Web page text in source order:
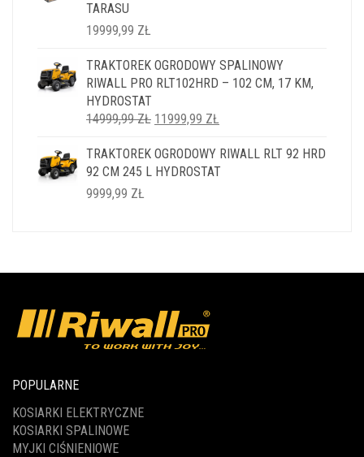
TARASU
19999,99 ZŁ
TRAKTOREK OGRODOWY SPALINOWY
RIWALL PRO RLT102HRD – 102 CM, 17 KM,
HYDROSTAT
14999,99ZŁ PIERWOTNA
WYNOSIŁA:
14999,99 ZŁ.
11999,99 ZŁ
WYNOSI:
11999,99 ZŁ.
TRAKTOREK OGRODOWY RIWALL RLT 92 HRD
92 CM 245 L HYDROSTAT
9999,99 ZŁ
POPULARNE
KOSIARKI ELEKTRYCZNE
KOSIARKI SPALINOWE
MYJKI CIŚNIENIOWE